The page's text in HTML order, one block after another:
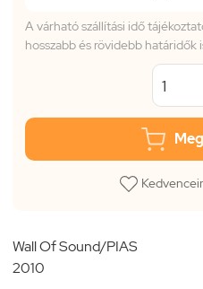
A várható szállítási idő
hosszabb és rövidebb határidők
Wall Of Sound/PIAS
2010